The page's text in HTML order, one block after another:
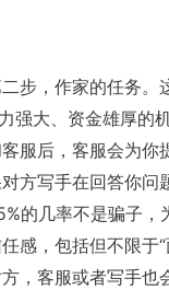
步，作家的任务。
强大、资金雄厚的
服后，客服会为你
方写手在回答你问
的几率不是骗子，
感，包括但不限于
，客服或者写手也